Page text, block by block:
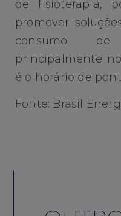
de fisioterapia,
promover
consumo
principalmente
é o horário de
Fonte: Brasil